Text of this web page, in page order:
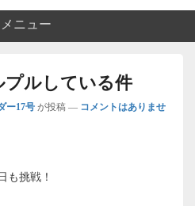
究所
メニュー
プルしている件
ー17号 が投稿 — コメントはありませ
も挑戦！